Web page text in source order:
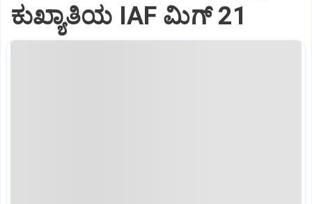
ಕುಖ್ಯಾತಿಯ IAF ಮಿಗ್‌ 21